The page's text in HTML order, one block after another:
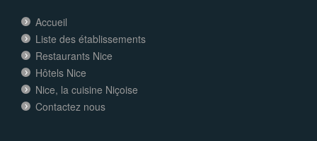
Accueil
Liste des établissements
Restaurants Nice
Hôtels Nice
Nice, la cuisine Niçoise
Contactez nous